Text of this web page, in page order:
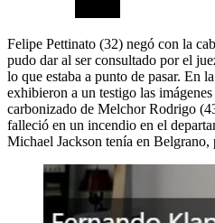
Felipe Pettinato (32) negó con la
pudo dar al ser consultado por el
lo que estaba a punto de pasar. En
exhibieron a un testigo las
carbonizado de Melchor Rodrigo
falleció en un incendio en el
Michael Jackson tenía en Belgrano,